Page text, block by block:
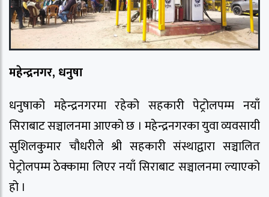
महेन्द्रनगर, धनुषा
धनुषाको महेन्द्रनगरमा रहेको सहकारी पेट्रोलपम्म नयाँ
सिराबाट सञ्चालनमा आएको छ । महेन्द्रनगरका युवा व्यवसायी
सुशिलकुमार चौधरीले श्री सहकारी संस्थाद्वारा सञ्चालित
पेट्रोलपम्म ठेक्कामा लिएर नयाँ सिराबाट सञ्चालनमा ल्याएको
हो ।